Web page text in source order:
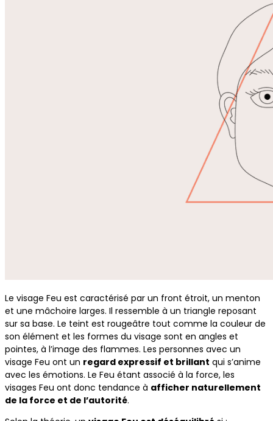
Le visage Feu est caractérisé par un front étroit, un menton
et une mâchoire larges. Il ressemble à un triangle reposant
sur sa base. Le teint est rougeâtre tout comme la couleur de
son élément et les formes du visage sont en angles et
pointes, à l’image des flammes. Les personnes avec un
visage Feu ont un regard expressif et brillant qui s’anime
avec les émotions. Le Feu étant associé à la force, les
visages Feu ont donc tendance à afficher naturellement
de la force et de l’autorité.